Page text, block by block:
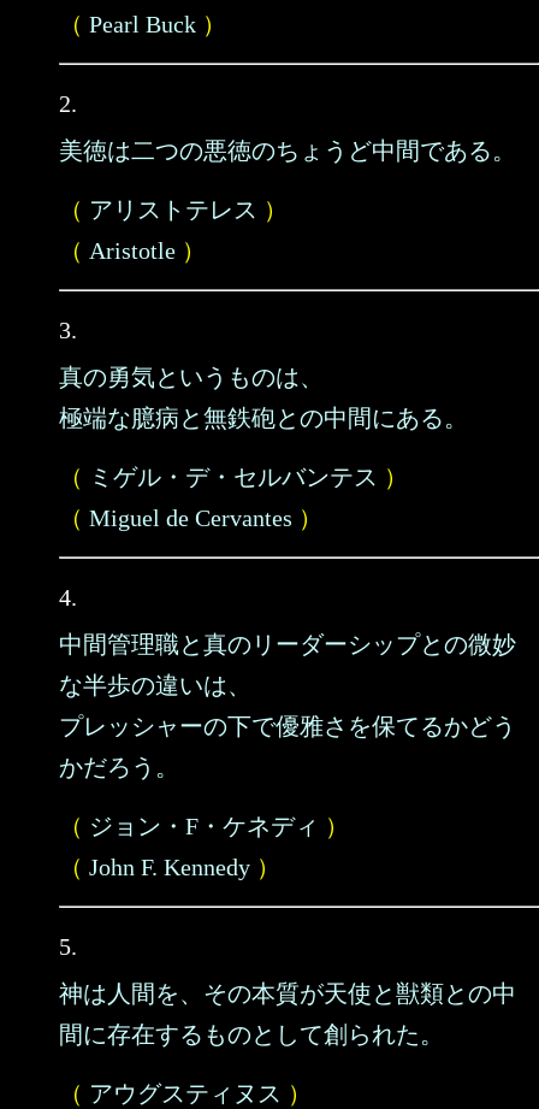
（ Pearl Buck ）
2.
美徳は二つの悪徳のちょうど中間である。
（ アリストテレス ）
（ Aristotle ）
3.
真の勇気というものは、
極端な臆病と無鉄砲との中間にある。
（ ミゲル・デ・セルバンテス ）
（ Miguel de Cervantes ）
4.
中間管理職と真のリーダーシップとの微妙
な半歩の違いは、
プレッシャーの下で優雅さを保てるかどう
かだろう。
（ ジョン・F・ケネディ ）
（ John F. Kennedy ）
5.
神は人間を、その本質が天使と獣類との中
間に存在するものとして創られた。
（ アウグスティヌス ）